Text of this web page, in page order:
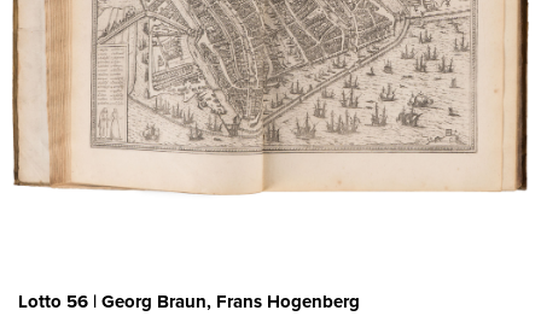
Lotto 56 | Georg Braun, Frans Hogenberg